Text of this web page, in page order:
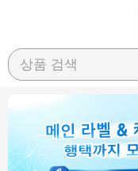
상품 검색